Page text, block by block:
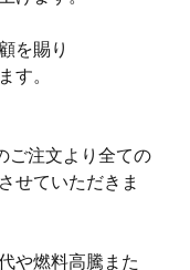
を賜り
す。
ご注文より全ての
せていただきま
や燃料高騰また